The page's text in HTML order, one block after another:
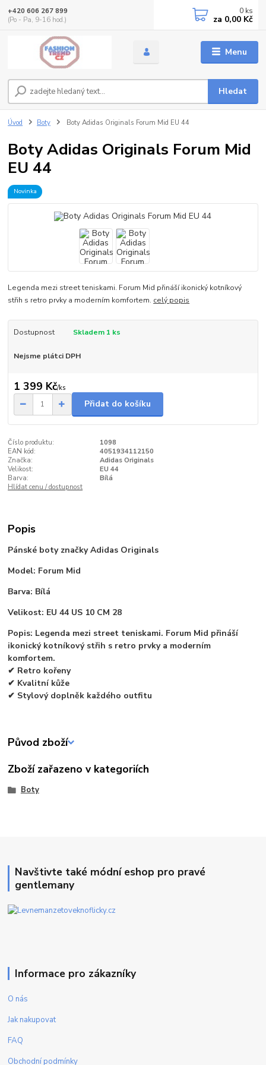
Menu
Hledat
+420 606 267 899
(Po - Pa, 9-16 hod.)
0 ks
za 0,00 Kč
Úvod Boty Boty Adidas Originals Forum Mid EU 44
Boty Adidas Originals Forum Mid
EU 44
Novinka
Legenda mezi street teniskami. Forum Mid přináší ikonický kotníkový
střih s retro prvky a moderním komfortem. celý popis
Dostupnost Skladem 1 ks
Nejsme plátci DPH
1 399 Kč/ks
Přidat do košíku
Číslo produktu:
1098
EAN kód:
4051934112150
Značka:
Adidas Originals
Velikost:
EU 44
Barva:
Bílá
Hlídat cenu / dostupnost
Popis
Pánské boty značky Adidas Originals
Model: Forum Mid
Barva: Bílá
Velikost: EU 44 US 10 CM 28
Popis: Legenda mezi street teniskami. Forum Mid přináší
ikonický kotníkový střih s retro prvky a moderním
komfortem.
✔ Retro kořeny
✔ Kvalitní kůže
✔ Stylový doplněk každého outfitu
Původ zboží
Zboží zařazeno v kategoriích
Boty
Navštivte také módní eshop pro pravé
gentlemany
Informace pro zákazníky
O nás
Jak nakupovat
FAQ
Obchodní podmínky